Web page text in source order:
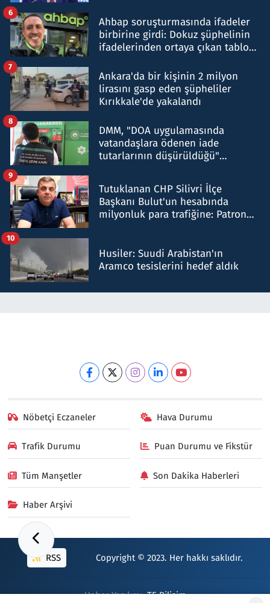
Ahbap soruşturmasında ifadeler
birbirine girdi: Dokuz şüphelinin
ifadelerinden ortaya çıkan tablo
6
Ankara'da bir kişinin 2 milyon
lirasını gasp eden şüpheliler
Kırıkkale'de yakalandı
7
DMM, "DOA uygulamasında
vatandaşlara ödenen iade
tutarlarının düşürüldüğü"
8
Tutuklanan CHP Silivri İlçe
Başkanı Bulut'un hesabında
milyonluk para trafiğine: Patron
9
Husiler: Suudi Arabistan'ın
Aramco tesislerini hedef aldık
10
Nöbetçi Eczaneler Hava Durumu
Trafik Durumu Puan Durumu ve Fikstür
Tüm Manşetler Son Dakika Haberleri
Haber Arşivi
RSS Copyright © 2023. Her hakkı saklıdır.
Haber Yazılımı:TE Bilişim